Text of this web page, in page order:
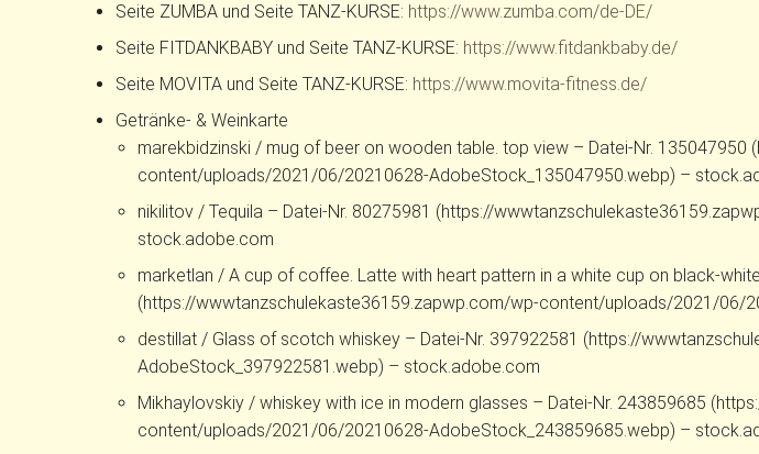
Seite ZUMBA und Seite TANZ-KURSE: https://www.zumba.com/de-DE/
Seite FITDANKBABY und Seite TANZ-KURSE: https://www.fitdankbaby.de/
Seite MOVITA und Seite TANZ-KURSE: https://www.movita-fitness.de/
Getränke- & Weinkarte
marekbidzinski / mug of beer on wooden table. top view – Datei-Nr.
content/uploads/2021/06/20210628-AdobeStock_135047950.webp) –
nikilitov / Tequila – Datei-Nr. 80275981 (https://
stock.adobe.com
marketlan / A cup of coffee. Latte with heart pattern in a white cup on black-
(https://wwwtanzschulekaste36159.zapwp.com/wp-content/uploads/2021/06/
destillat / Glass of scotch whiskey – Datei-Nr. 397922581 (https://
AdobeStock_397922581.webp) – stock.adobe.com
Mikhaylovskiy / whiskey with ice in modern glasses – Datei-Nr. 243859685
content/uploads/2021/06/20210628-AdobeStock_243859685.webp) –